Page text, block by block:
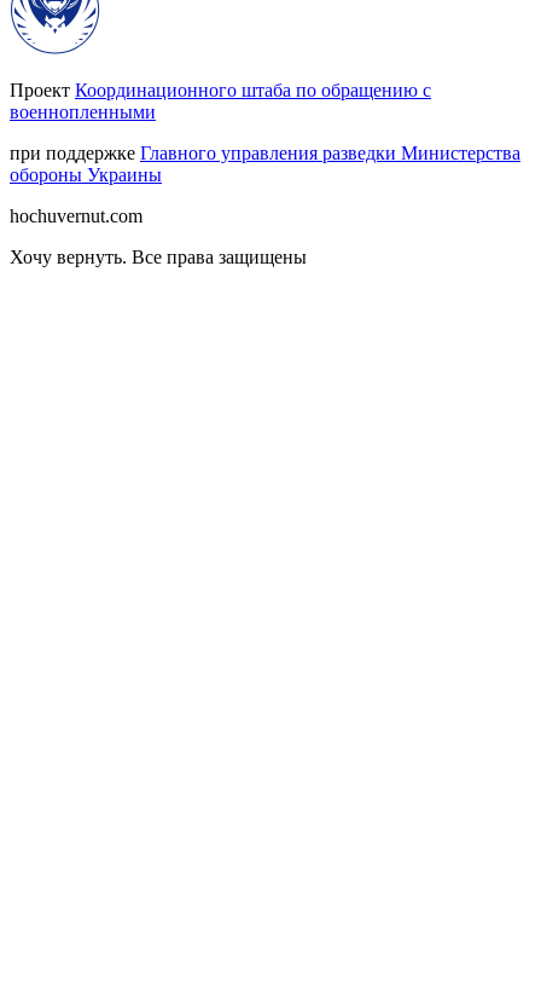
Проект Координационного штаба по обращению с
военнопленными
при поддержке Главного управления разведки Министерства
обороны Украины
hochuvernut.com
Хочу вернуть. Все права защищены